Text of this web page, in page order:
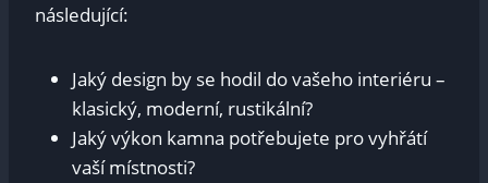
následující:
Jaký design by se hodil do vašeho interiéru –
klasický, moderní, rustikální?
Jaký výkon kamna potřebujete pro vyhřátí
vaší místnosti?